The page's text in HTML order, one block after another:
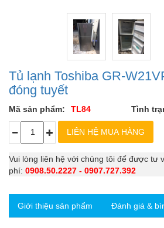
Tủ lạnh Toshiba GR-
đóng tuyết
Mã sản phẩm: TL84 Tình
Vui lòng liên hệ với chúng tôi để được tư
phí: 0908.50.2227 - 0907.727.392
Giới thiệu sản phẩm Đánh giá &